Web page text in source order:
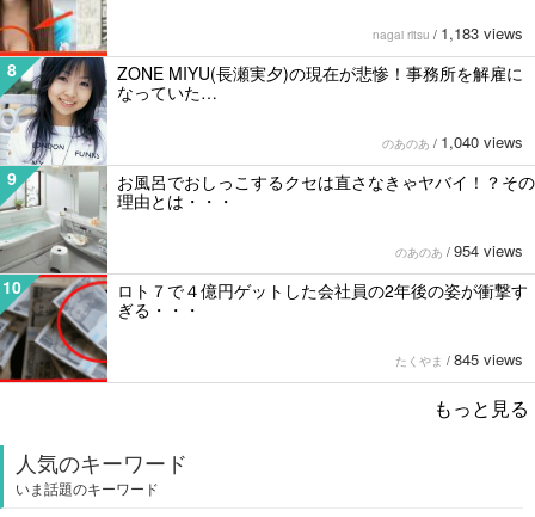
nagai ritsu / 1,183 views
8
ZONE MIYU(長瀬実夕)の現在が悲惨！事務所を解雇に
なっていた…
のあのあ / 1,040 views
9
お風呂でおしっこするクセは直さなきゃヤバイ！？その
理由とは・・・
のあのあ / 954 views
10
ロト７で４億円ゲットした会社員の2年後の姿が衝撃す
ぎる・・・
たくやま / 845 views
もっと見る
人気のキーワード
いま話題のキーワード